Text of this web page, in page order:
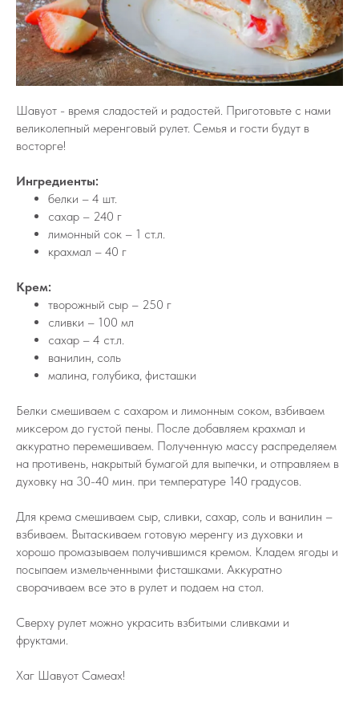
Шавуот - время сладостей и радостей. Приготовьте с нами
великолепный меренговый рулет. Семья и гости будут в
восторге!
Ингредиенты:
белки – 4 шт.
сахар – 240 г
лимонный сок – 1 ст.л.
крахмал – 40 г
Крем:
творожный сыр – 250 г
сливки – 100 мл
сахар – 4 ст.л.
ванилин, соль
малина, голубика, фисташки
Белки смешиваем с сахаром и лимонным соком, взбиваем
миксером до густой пены. После добавляем крахмал и
аккуратно перемешиваем. Полученную массу распределяем
на противень, накрытый бумагой для выпечки, и отправляем в
духовку на 30-40 мин. при температуре 140 градусов.
Для крема смешиваем сыр, сливки, сахар, соль и ванилин –
взбиваем. Вытаскиваем готовую меренгу из духовки и
хорошо промазываем получившимся кремом. Кладем ягоды и
посыпаем измельченными фисташками. Аккуратно
сворачиваем все это в рулет и подаем на стол.
Сверху рулет можно украсить взбитыми сливками и
фруктами.
Хаг Шавуот Самеах!